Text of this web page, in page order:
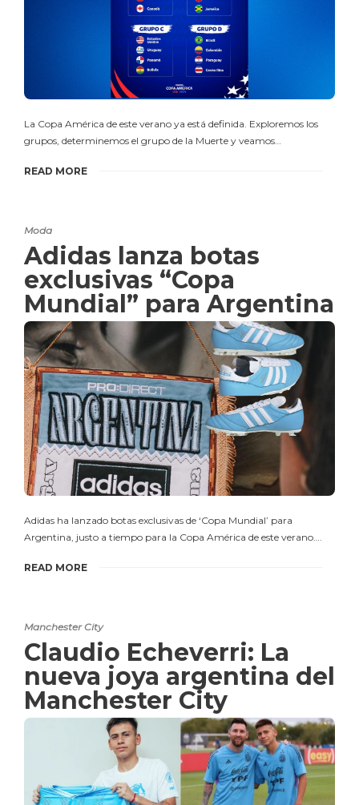
La Copa América de este verano ya está definida. Exploremos los
grupos, determinemos el grupo de la Muerte y veamos…
READ MORE
Moda
Adidas lanza botas
exclusivas “Copa
Mundial” para Argentina
Adidas ha lanzado botas exclusivas de ‘Copa Mundial’ para
Argentina, justo a tiempo para la Copa América de este verano….
READ MORE
Manchester City
Claudio Echeverri: La
nueva joya argentina del
Manchester City